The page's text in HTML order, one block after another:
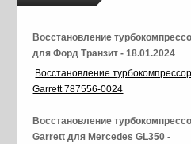
Восстановление
для Форд Транзит - 18.01.2024
Восстановление
Garrett 787556-0024
Восстановление
Garrett для Mercedes GL350 -